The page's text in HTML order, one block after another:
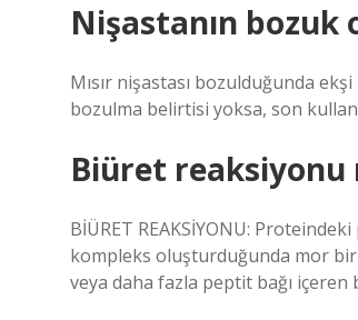
Nişastanın bozuk
Mısır nişastası bozulduğunda
bozulma belirtisi yoksa, son
Biüret
BİÜRET REAKSİYONU:
kompleks oluşturduğunda mor
veya daha fazla peptit bağı